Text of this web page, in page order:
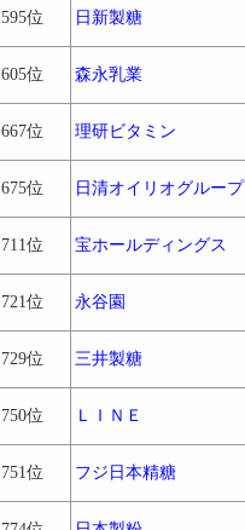
595位 日新製糖
605位 森永乳業
667位 理研ビタミン
675位 日清オイリオグループ
711位 宝ホールディングス
721位 永谷園
729位 三井製糖
750位 ＬＩＮＥ
751位 フジ日本精糖